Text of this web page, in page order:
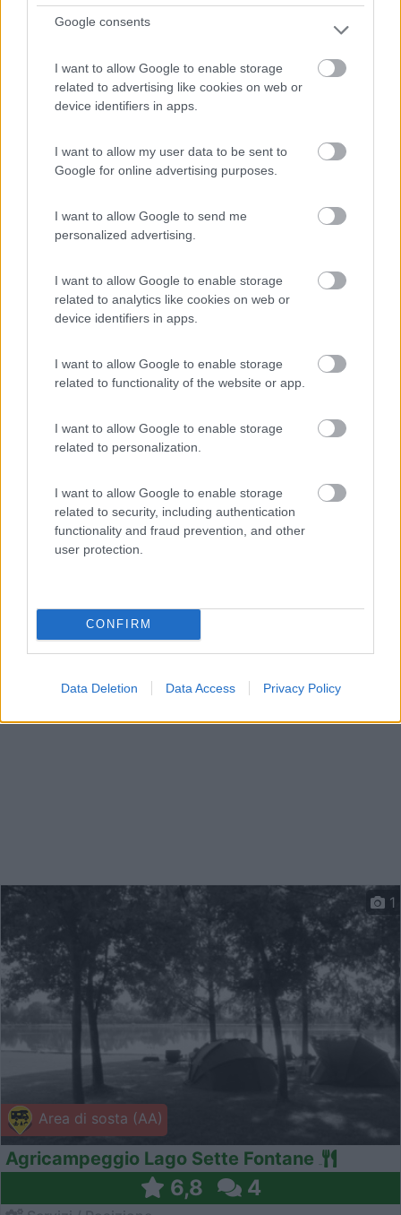
Google consents
I want to allow Google to enable storage
related to advertising like cookies on web or
device identifiers in apps.
I want to allow my user data to be sent to
Google for online advertising purposes.
I want to allow Google to send me
personalized advertising.
I want to allow Google to enable storage
related to analytics like cookies on web or
device identifiers in apps.
I want to allow Google to enable storage
related to functionality of the website or app.
I want to allow Google to enable storage
related to personalization.
I want to allow Google to enable storage
related to security, including authentication
functionality and fraud prevention, and other
user protection.
CONFIRM
Data Deletion Data Access Privacy Policy
Agriturismo "Rocca dei Marchesi", che propone ottima
Agriturismo Tenuta Molino Taverna
Servizi / Posizione
Cilavegna (PV) - 78.8km
Strada Vicinale della Galliana, 1
Area di sosta (AA)
1
Agricampeggio Lago Sette Fontane
6,8 4